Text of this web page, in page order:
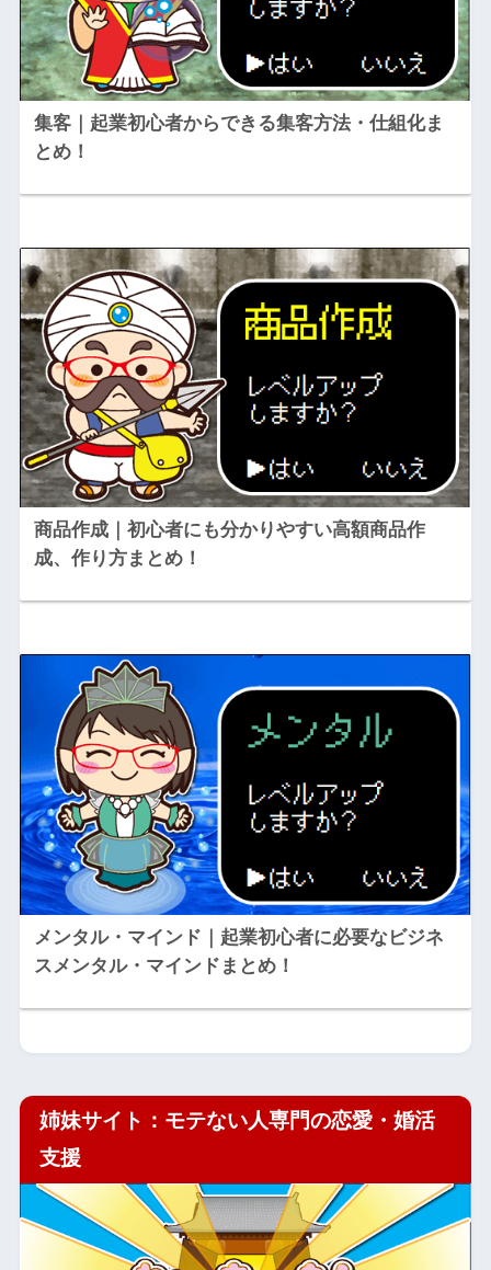
集客｜起業初心者からできる集客方法・仕組化ま
とめ！
商品作成｜初心者にも分かりやすい高額商品作
成、作り方まとめ！
メンタル・マインド｜起業初心者に必要なビジネ
スメンタル・マインドまとめ！
姉妹サイト：モテない人専門の恋愛・婚活
支援